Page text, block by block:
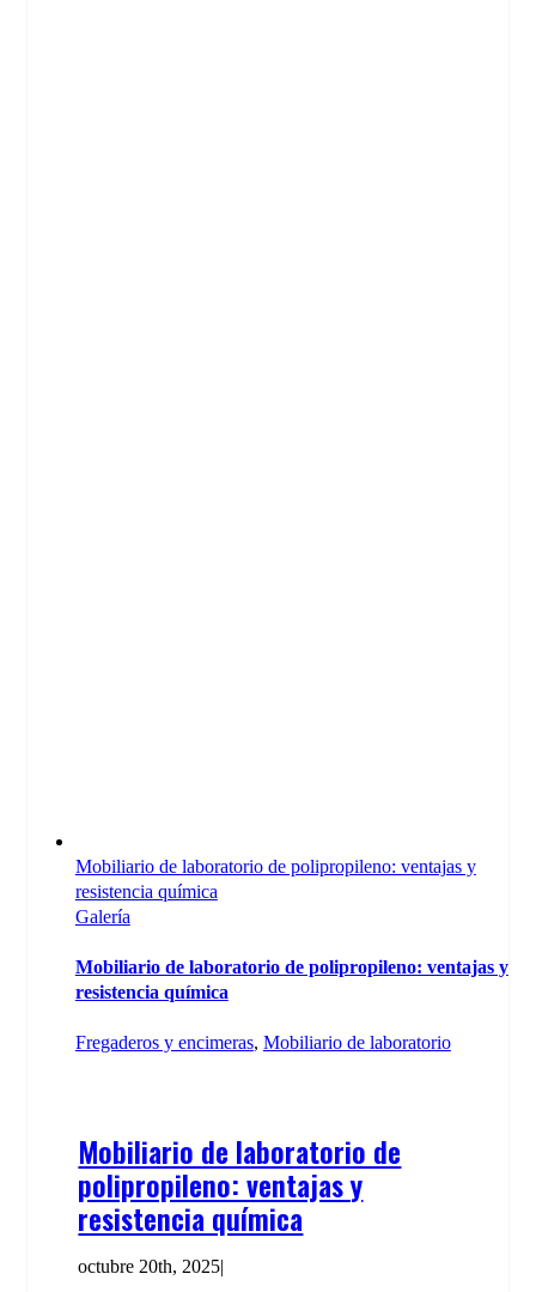
Mobiliario de laboratorio de polipropileno: ventajas y
resistencia química
Galería
Mobiliario de laboratorio de polipropileno: ventajas y
resistencia química
Fregaderos y encimeras, Mobiliario de laboratorio
Mobiliario de laboratorio de
polipropileno: ventajas y
resistencia química
octubre 20th, 2025|